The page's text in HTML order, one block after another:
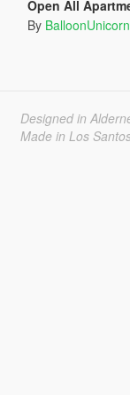
Open All
By BalloonUnicorn
Designed in
Made in Los